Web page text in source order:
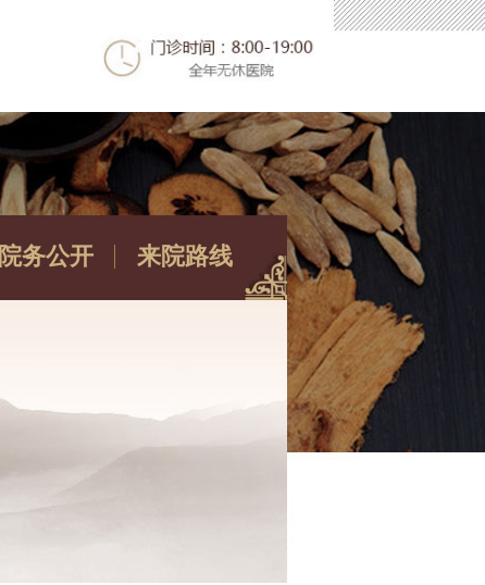
院务公开 来院路线